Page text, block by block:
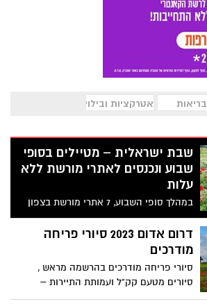
בריאות אטרקציות ובילוי
שבת ישראלית – מטיילים בסופי
שבוע ונכנסים לאתרי מורשת ללא
עלות
במהלך סופי השבוע, 7 אתרי מורשת בצפון
הנגב יפתחו בכניסה ללא תשלום.
דרום אדום 2023 סיורי פריחה
מודרכים
סיורי פריחה מודרכים בהרשמה מראש ,
סיורים מטעם קק"ל ועמותת התיירות –
תשלום סמלי למשתתף 10 שקלים.